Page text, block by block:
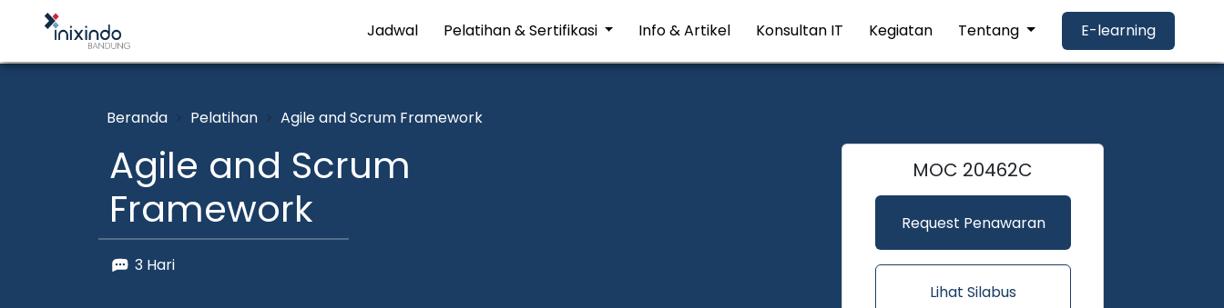
Jadwal Pelatihan & Sertifikasi Info & Artikel Konsultan IT Kegiatan Tentang E-learning
Beranda Pelatihan Agile and Scrum Framework
Agile and Scrum
Framework
3 Hari
MOC 20462C
Request Penawaran
Lihat Silabus